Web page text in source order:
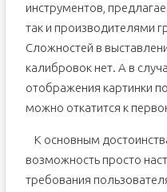
инструментов,
так и производителями
Сложностей в
калибровок нет. А в
отображения картинки
можно откатится к
К основным
возможность просто
требования